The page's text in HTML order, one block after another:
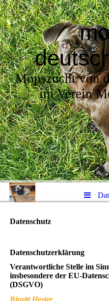
Mopszucht von
im Verein
Datenschutz
Datenschutzerklärung
Verantwortliche Stelle im
insbesondere der EU-
(DSGVO)
Birgitt Hester